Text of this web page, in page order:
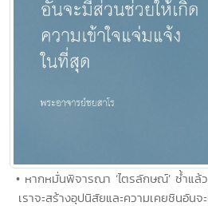
• หากหมั่นพิจารณา ‘ไตรลักษณ์’ ซ้ำแล้ว
เราจะสร้างอุปนิสัยและความเคยชินอันจ